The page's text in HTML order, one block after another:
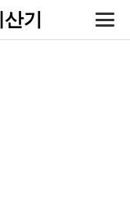
기